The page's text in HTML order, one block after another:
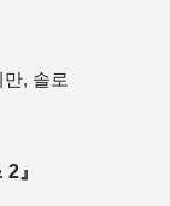
, 솔로
』